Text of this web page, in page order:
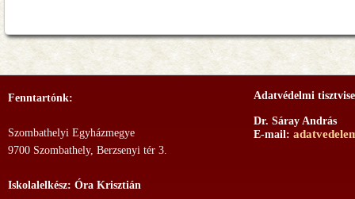
Fenntartónk:
Szombathelyi Egyházmegye
9700 Szombathely, Berzsenyi tér 3.
Iskolalelkész: Óra Krisztián
Adatvédelmi
Dr. Sáray András
E-mail: